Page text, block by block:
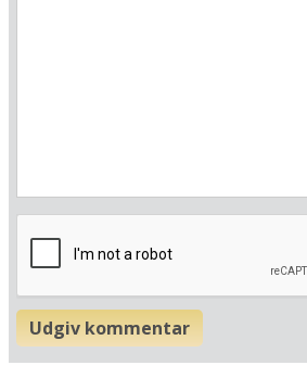
Hotellets GPS-koordinater
E 010&deg; 31.603'
N 50&deg; 52.730'
Udgiv kommentar